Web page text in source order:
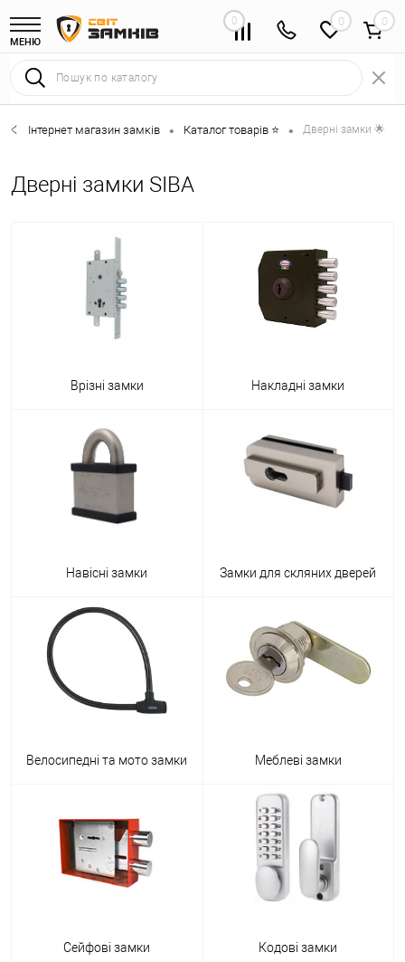
МЕНЮ
0 0
Інтернет магазин замків • Каталог товарів ⭐ • Дверні замки 🌟
Дверні замки SIBA
Врізні замки Накладні замки
Навісні замки Замки для скляних дверей
Велосипедні та мото замки Меблеві замки
Сейфові замки Кодові замки